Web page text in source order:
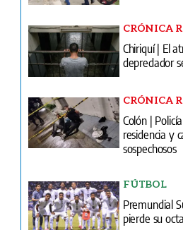
CRÓNICA
Chiriquí | El
depredador
CRÓNICA
Colón |
residencia y
sospechosos
FÚTBOL
Premundial
pierde su